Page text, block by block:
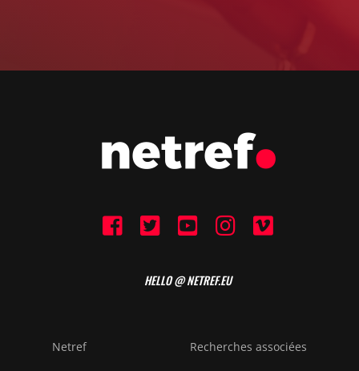
HELLO @ NETREF.EU
Netref Recherches associées